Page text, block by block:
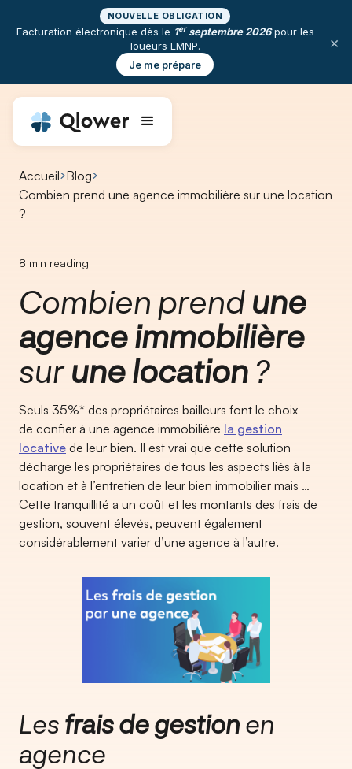
NOUVELLE OBLIGATION
Facturation électronique dès le 1erseptembre 2026pour les
loueurs LMNP.
Je me prépare
×
Accueil Blog
Combien prend une agence immobilière sur une location
?​
8 min reading
Combien prend une
agence immobilière
surune location ?
Seuls 35%* des propriétaires bailleurs font le choix
de confier à une agence immobilière la gestion
locative de leur bien. Il est vrai que cette solution
décharge les propriétaires de tous les aspects liés à la
location et à l’entretien de leur bien immobilier mais …
Cette tranquillité a un coût et les montants des frais de
gestion, souvent élevés, peuvent également
considérablement varier d’une agence à l’autre.
Les frais de gestion en
agence